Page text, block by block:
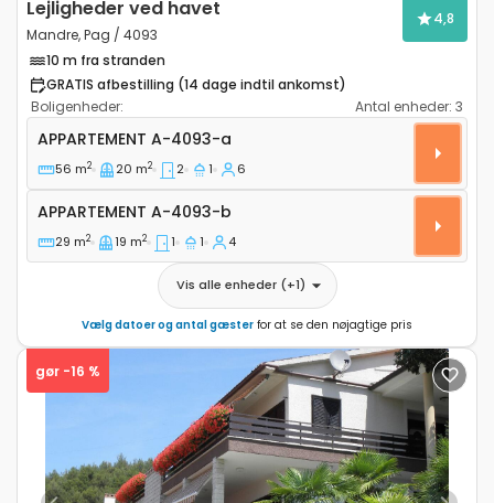
Lejligheder ved havet
Mandre, Pag / 4093
4,8
10 m fra stranden
GRATIS afbestilling (14 dage indtil ankomst)
Boligenheder:
Antal enheder: 3
Toværelses lejlighed Mandre, Pag A-4093-a
APPARTEMENT A-4093-a
56 m2 20 m2 2 1 6
Appartement A-4093-b
APPARTEMENT A-4093-b
29 m2 19 m2 1 1 4
Vis alle enheder(+1)
Vælg datoer og antal gæster for at se den nøjagtige pris
gør -16 %